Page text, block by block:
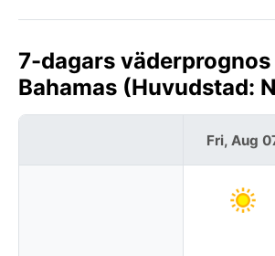
7-dagars
Bahamas (Huvudstad:
Fri, Aug